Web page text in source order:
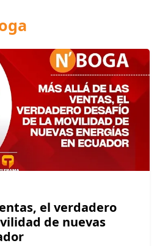
el verdadero
de nuevas